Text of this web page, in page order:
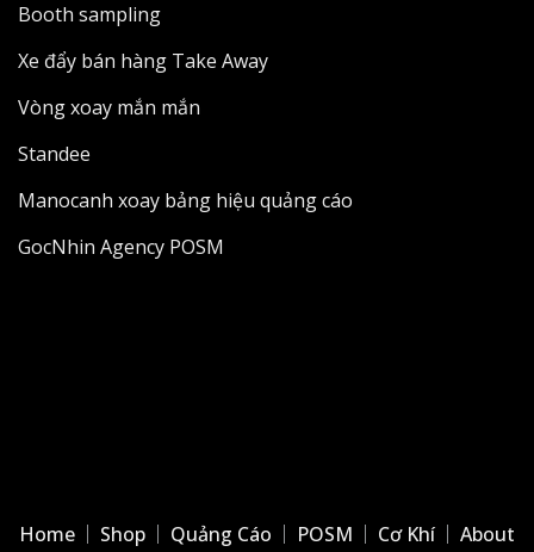
Booth sampling
Xe đẩy bán hàng Take Away
Vòng xoay mắn mắn
Standee
Manocanh xoay bảng hiệu quảng cáo
GocNhin Agency POSM
Home Shop Quảng Cáo POSM Cơ Khí About